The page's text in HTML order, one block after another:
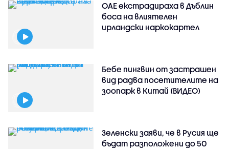
ОАЕ екстрадираха в Дъблин
боса на влиятелен
ирландски наркокартел
Бебе пингвин от застрашен
вид радва посетителите на
зоопарк в Китай (ВИДЕО)
Зеленски заяви, че в Русия ще
бъдат разположени до 50